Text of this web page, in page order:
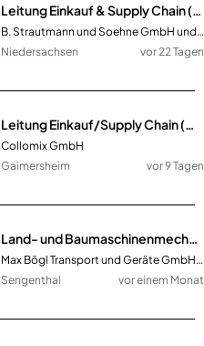
Leitung Einkauf & Supply Chain (m/w/d)
B. Strautmann und Soehne GmbH und Co. KG
Niedersachsen
vor 22 Tagen
Leitung Einkauf/Supply Chain (m/w/d)
Collomix GmbH
Gaimersheim
vor 9 Tagen
Land- und Baumaschinenmechatronik-Meister (m/w/d)
Max Bögl Transport und Geräte GmbH & Co. KG
Sengenthal
vor einem Monat